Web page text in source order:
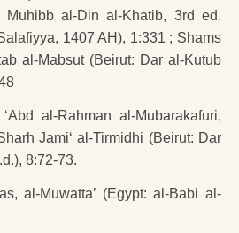
Muhibb al-Din al-Khatib, 3rd ed.
1407 AH), 1:331 ; Shams
al-Mabsut (Beirut: Dar al-Kutub
al-Rahman al-Mubarakafuri,
Jami‘ al-Tirmidhi (Beirut: Dar
8:72-73.
Muwatta’ (Egypt: al-Babi al-